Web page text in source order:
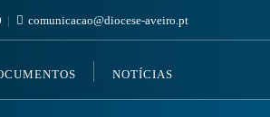
comunicacao@diocese-aveiro.pt
NOTÍCIAS